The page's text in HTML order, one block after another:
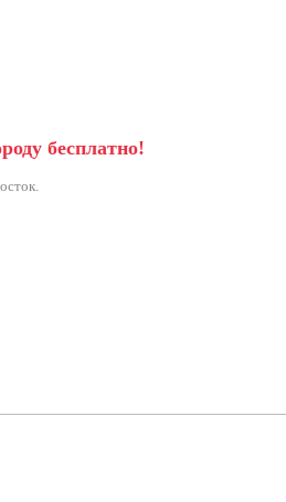
бесплатно!